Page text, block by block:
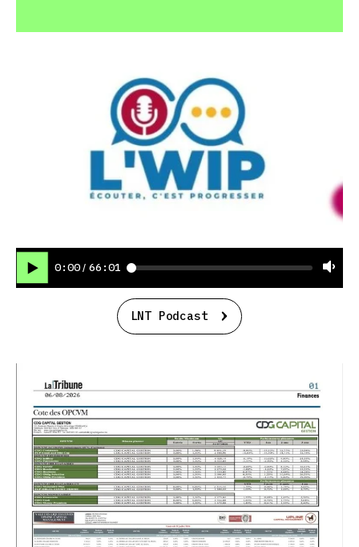
0:00 / 66:01
LNT Podcast